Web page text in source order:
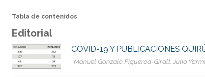
Tabla de contenidos
Editorial
COVID-19 Y PUBLICACIONES
Manuel Gonzalo Figueroa-Giralt, Julio